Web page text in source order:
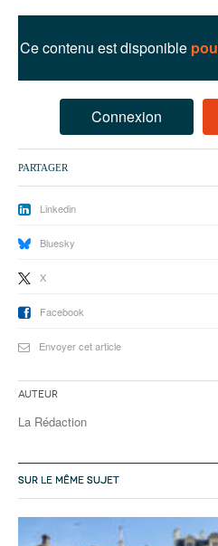
94
95
Ce contenu est disponible
Connexion
PARTAGER
Linkedin
Bluesky
X
Facebook
Envoyer cet article
Auteur
La Rédaction
SUR LE MÊME SUJET